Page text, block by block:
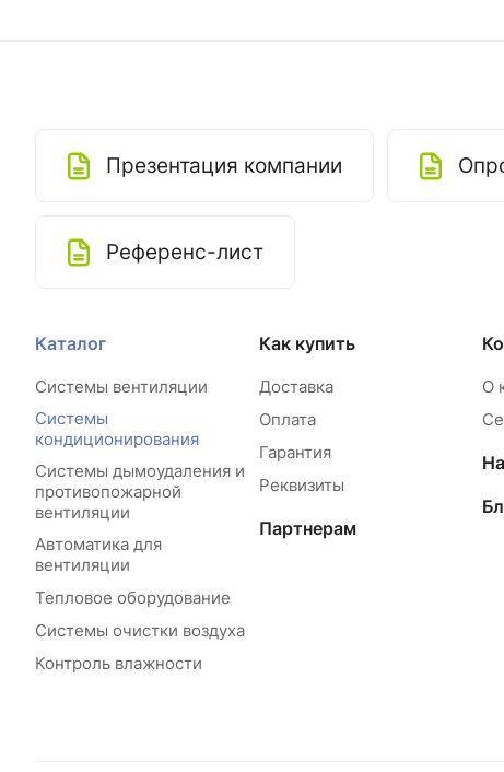
Презентация компании
Референс-лист
Каталог
Системы вентиляции
Системы
кондиционирования
Системы дымоудаления и
противопожарной
вентиляции
Автоматика для
вентиляции
Тепловое оборудование
Системы очистки воздуха
Контроль влажности
Как купить
Доставка
Оплата
Гарантия
Реквизиты
Партнерам
О